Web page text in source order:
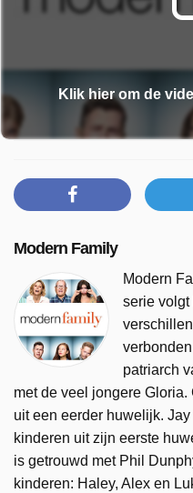
Klik hier om de
Modern Family
Modern
serie volgt
patriarch
met de veel jongere Gloria.
uit een eerder huwelijk.
kinderen uit zijn eerste
is getrouwd met Phil
kinderen: Haley, Alex en